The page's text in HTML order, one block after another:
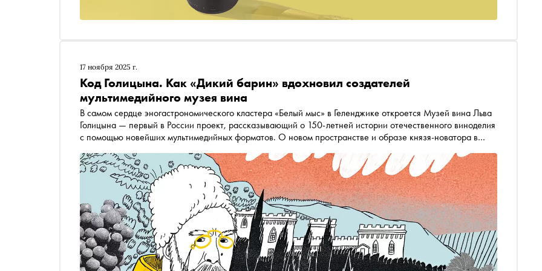
17 ноября 2025 г.
Код Голицына. Как «Дикий барин» вдохновил создателей
мультимедийного музея вина
В самом сердце эногастрономического кластера «Белый мыс» в Геленджике откроется Музей вина Льва
Голицына — первый в России проект, рассказывающий о 150-летней истории отечественного виноделия
с помощью новейших мультимедийных форматов. О новом пространстве и образе князя-новатора в